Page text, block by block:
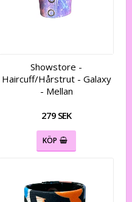
Showstore -
Haircuff/Hårstrut - Galaxy
- Mellan
279 SEK
KÖP